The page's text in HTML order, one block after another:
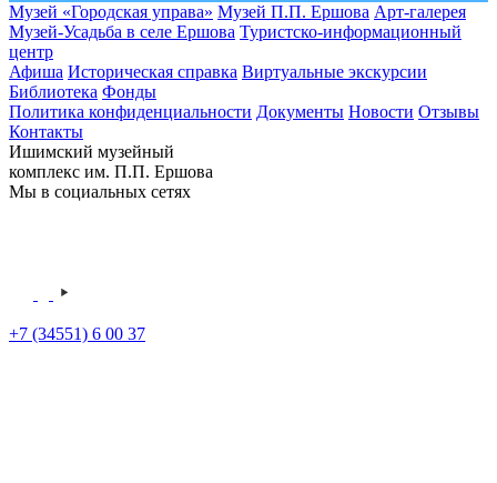
Музей «Городская управа» Музей П.П. Ершова Арт-галерея
Музей-Усадьба в селе Ершова Туристско-информационный
центр
Афиша Историческая справка Виртуальные экскурсии
Библиотека Фонды
Политика конфиденциальности Документы Новости Отзывы
Контакты
Ишимский музейный
комплекс им. П.П. Ершова
Мы в социальных сетях
+7 (34551) 6 00 37